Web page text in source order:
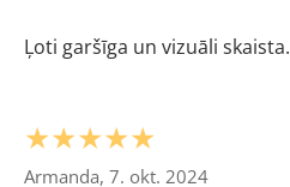
Ļoti garšīga un vizuāli skaista.
★★★★★
Armanda, 7. okt. 2024